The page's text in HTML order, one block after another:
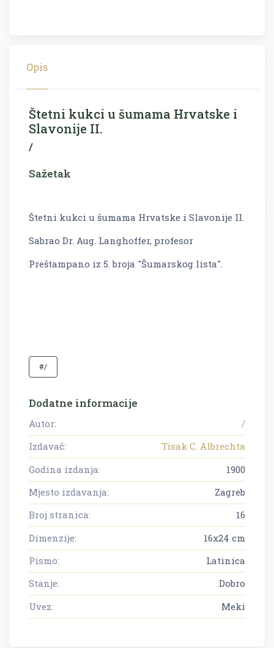
Opis
Štetni kukci u šumama Hrvatske i
Slavonije II.
/
Sažetak
Štetni kukci u šumama Hrvatske i Slavonije II.
Sabrao Dr. Aug. Langhoffer, profesor
Preštampano iz 5. broja "Šumarskog lista".
#/
Dodatne informacije
Autor:
/
Izdavač:
Tisak C. Albrechta
Godina izdanja:
1900
Mjesto izdavanja:
Zagreb
Broj stranica:
16
Dimenzije:
16x24 cm
Pismo:
Latinica
Stanje:
Dobro
Uvez:
Meki